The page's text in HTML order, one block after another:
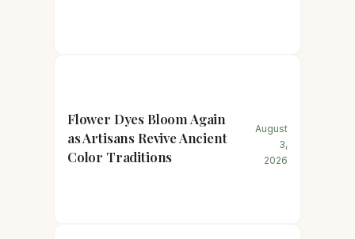
Flower Dyes Bloom Again
as Artisans Revive Ancient
Color Traditions
August
3,
2026